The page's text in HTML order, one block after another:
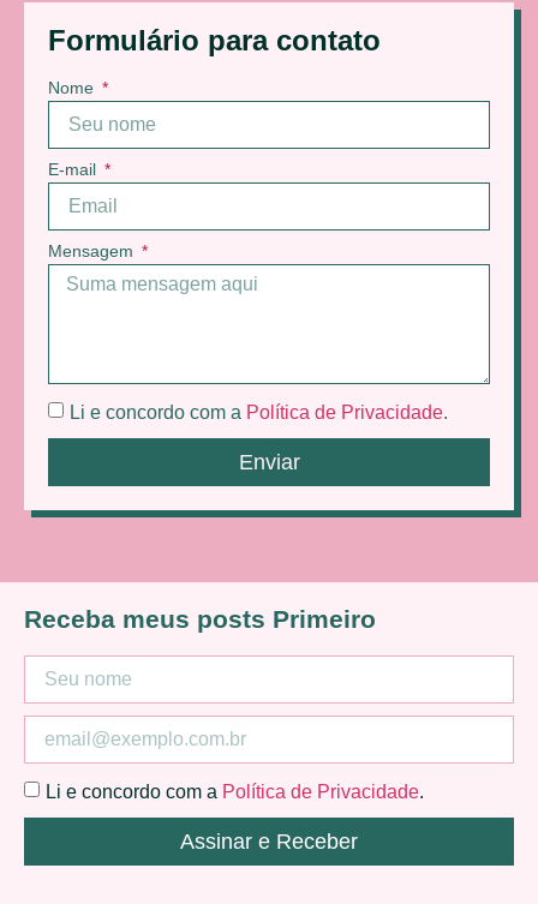
Formulário para contato
Nome
E-mail
Mensagem
Li e concordo com a Política de Privacidade.
Enviar
Receba meus posts Primeiro
Li e concordo com a Política de Privacidade.
Assinar e Receber